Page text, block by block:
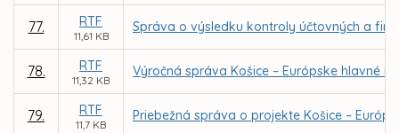
77. RTF
11,61 KB
Správa o výsledku kontroly účtovných a
78. RTF
11,32 KB
Výročná správa Košice – Európske hlavné
79. RTF
11,7 KB
Priebežná správa o projekte Košice –